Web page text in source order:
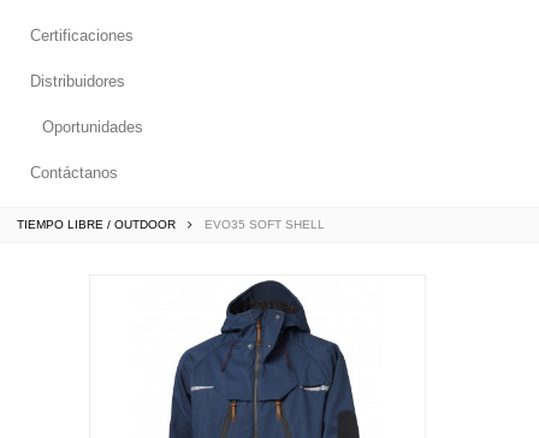
Certificaciones
Distribuidores
Oportunidades
Contáctanos
TIEMPO LIBRE / OUTDOOR EVO35 SOFT SHELL